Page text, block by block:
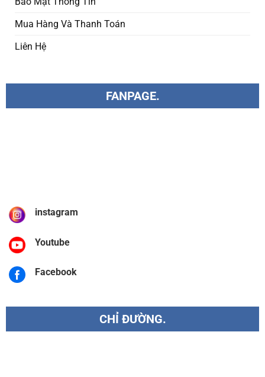
Mua Hàng Và Thanh Toán
Liên Hệ
FANPAGE.
instagram
Youtube
Facebook
CHỈ ĐƯỜNG.